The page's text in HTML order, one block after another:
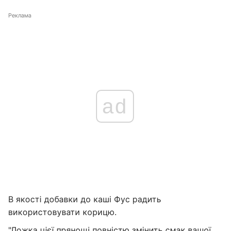
Реклама
ad
В якості добавки до каші Фус радить
використовувати корицю.